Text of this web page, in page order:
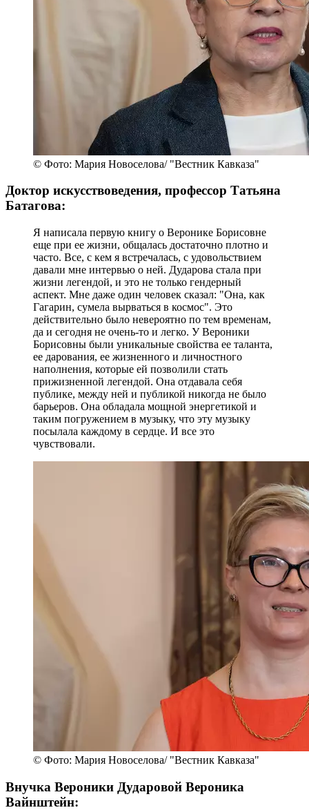
© Фото: Мария Новоселова/ "Вестник Кавказа"
Доктор искусствоведения, профессор Татьяна
Батагова:
Я написала первую книгу о Веронике Борисовне
еще при ее жизни, общалась достаточно плотно и
часто. Все, с кем я встречалась, с удовольствием
давали мне интервью о ней. Дударова стала при
жизни легендой, и это не только гендерный
аспект. Мне даже один человек сказал: "Она, как
Гагарин, сумела вырваться в космос". Это
действительно было невероятно по тем временам,
да и сегодня не очень-то и легко. У Вероники
Борисовны были уникальные свойства ее таланта,
ее дарования, ее жизненного и личностного
наполнения, которые ей позволили стать
прижизненной легендой. Она отдавала себя
публике, между ней и публикой никогда не было
барьеров. Она обладала мощной энергетикой и
таким погружением в музыку, что эту музыку
посылала каждому в сердце. И все это
чувствовали.
© Фото: Мария Новоселова/ "Вестник Кавказа"
Внучка Вероники Дударовой Вероника
Вайнштейн: